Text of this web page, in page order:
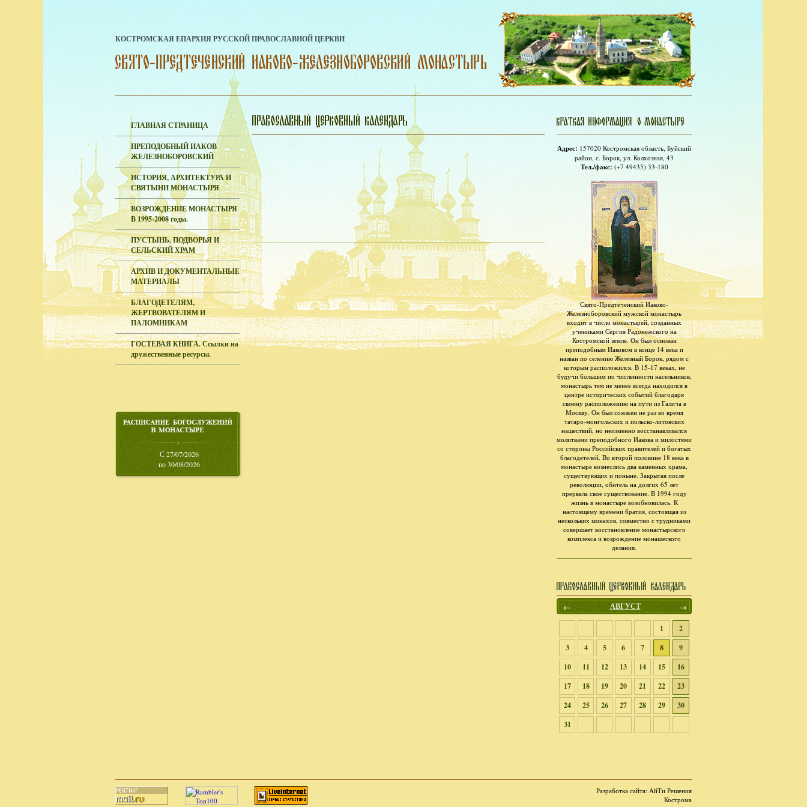
КОСТРОМСКАЯ ЕПАРХИЯ РУССКОЙ ПРАВОСЛАВНОЙ ЦЕРКВИ
ГЛАВНАЯ СТРАНИЦА
ПРЕПОДОБНЫЙ ИАКОВ
ЖЕЛЕЗНОБОРОВСКИЙ
ИСТОРИЯ, АРХИТЕКТУРА И
СВЯТЫНИ МОНАСТЫРЯ
ВОЗРОЖДЕНИЕ МОНАСТЫРЯ
В 1995-2008 годы.
ПУСТЫНЬ, ПОДВОРЬЯ И
СЕЛЬСКИЙ ХРАМ
АРХИВ И ДОКУМЕНТАЛЬНЫЕ
МАТЕРИАЛЫ
БЛАГОДЕТЕЛЯМ,
ЖЕРТВОВАТЕЛЯМ И
ПАЛОМНИКАМ
ГОСТЕВАЯ КНИГА. Ссылки на
дружественные ресурсы.
С 27/07/2026
по 30/08/2026
Адрес: 157020 Костромская область, Буйский
район, с. Борок, ул. Колхозная, 43
Тел./факс: (+7 49435) 33-180
Свято-Предтеченский Иаково-
Железноборовский мужской монастырь
входит в число монастырей, созданных
учениками Сергия Радонежского на
Костромской земле. Он был основан
преподобным Иаковом в конце 14 века и
назван по селению Железный Борок, рядом с
которым расположился. В 15-17 веках, не
будучи большим по численности насельников,
монастырь тем не менее всегда находился в
центре исторических событий благодаря
своему расположению на пути из Галича в
Москву. Он был сожжен не раз во время
татаро-монгольских и польско-литовских
нашествий, но неизменно восстанавливался
молитвами преподобного Иакова и милостями
со стороны Российских правителей и богатых
благодетелей. Во второй половине 18 века в
монастыре вознеслись два каменных храма,
существующих и поныне. Закрытая после
революции, обитель на долгих 65 лет
прервала свое существование. В 1994 году
жизнь в монастыре возобновилась. К
настоящему времени братия, состоящая из
нескольких монахов, совместно с трудниками
совершает восстановление монастырского
комплекса и возрождение монашеского
делания.
← АВГУСТ →
1
2
3
4 5 6 7 8
9
10
11 12 13 14 15
16
17
18 19 20 21 22
23
24
25 26 27 28 29
30
31
Разработка сайта: АйТи Решения
Кострома